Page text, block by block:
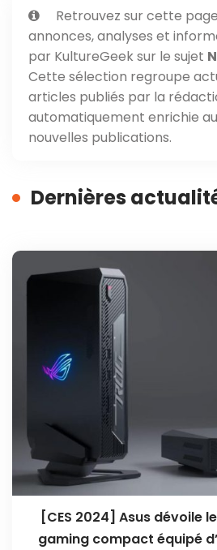
Retrouvez sur cette
annonces, analyses et
par KultureGeek sur le sujet
Cette sélection regroupe
articles publiés par la
automatiquement enrichie
nouvelles publications.
Dernières
[CES 2024] Asus dévoile
gaming compact équipé